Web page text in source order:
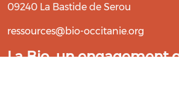
09240 La Bastide de Serou
ressources@bio-occitanie.org
La Bio, un engagement